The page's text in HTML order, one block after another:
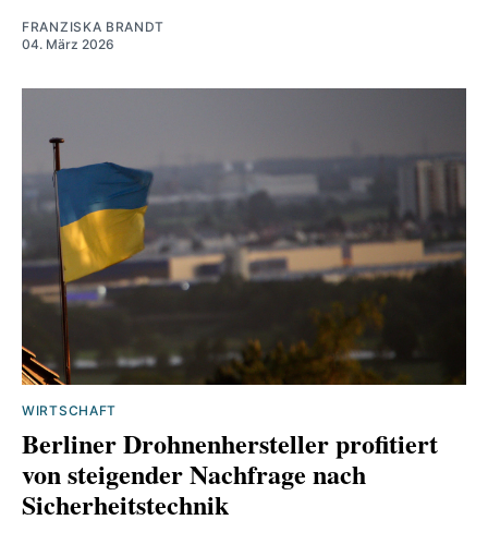
FRANZISKA BRANDT
04. März 2026
WIRTSCHAFT
Berliner Drohnenhersteller profitiert
von steigender Nachfrage nach
Sicherheitstechnik